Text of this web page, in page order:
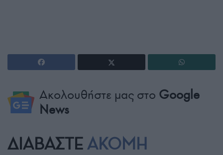
Ακολουθήστε μας στο Google
News
ΔΙΑΒΑΣΤΕ ΑΚΟΜΗ